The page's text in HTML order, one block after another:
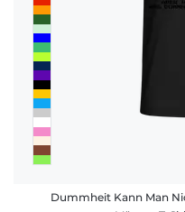
Dummheit Kann Man